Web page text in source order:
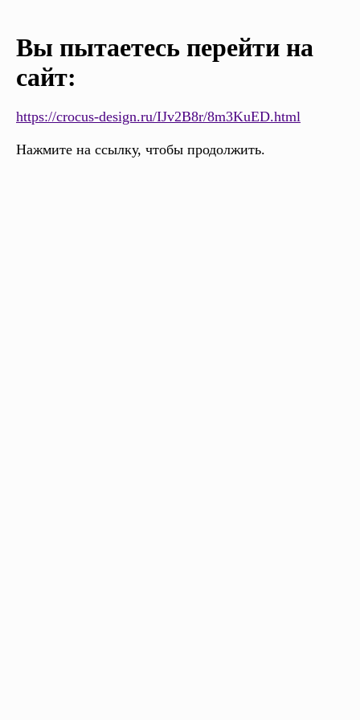
Вы пытаетесь перейти на
сайт:
https://crocus-design.ru/IJv2B8r/8m3KuED.html
Нажмите на ссылку, чтобы продолжить.